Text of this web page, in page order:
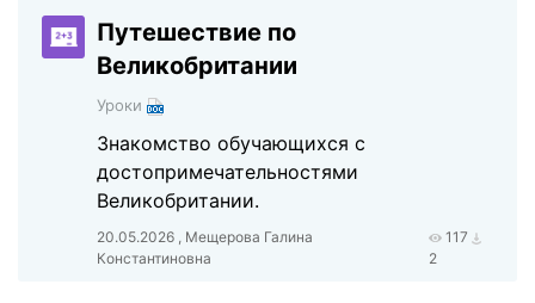
Путешествие по
Великобритании
Уроки
Знакомство обучающихся с
достопримечательностями
Великобритании.
20.05.2026 , Мещерова Галина
Константиновна
117
2